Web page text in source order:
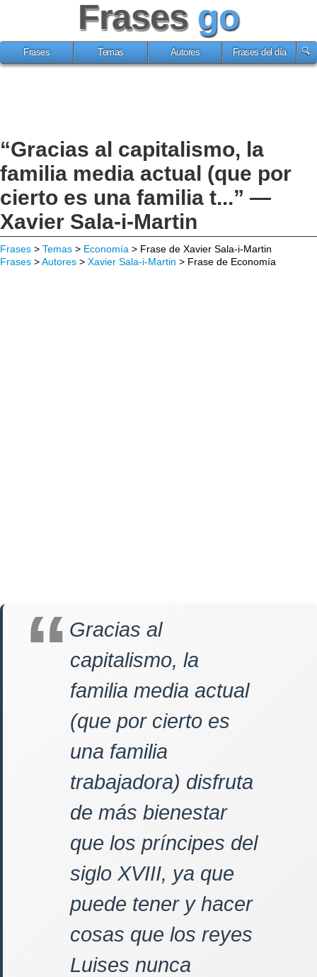
Frases go
Frases Temas Autores Frases del día
“Gracias al capitalismo, la
familia media actual (que por
cierto es una familia t...” —
Xavier Sala-i-Martin
Frases > Temas > Economía > Frase de Xavier Sala-i-Martin
Frases >Autores > Xavier Sala-i-Martin > Frase de Economía
Gracias al
capitalismo, la
familia media actual
(que por cierto es
una familia
trabajadora) disfruta
de más bienestar
que los príncipes del
siglo XVIII, ya que
puede tener y hacer
cosas que los reyes
Luises nunca